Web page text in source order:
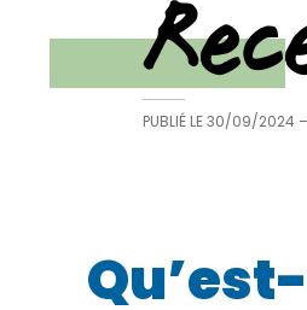
PUBLIÉ LE30/09/2024